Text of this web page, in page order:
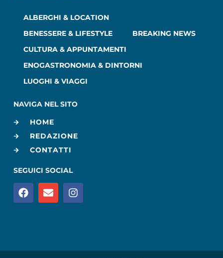
ALBERGHI & LOCATION
BENESSERE & LIFESTYLE
BREAKING NEWS
CULTURA & APPUNTAMENTI
ENOGASTRONOMIA & DINTORNI
LUOGHI & VIAGGI
NAVIGA NEL SITO
HOME
REDAZIONE
CONTATTI
SEGUICI SOCIAL